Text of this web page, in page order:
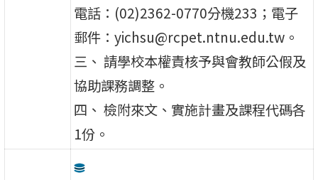
電話：(02)2362-0770分機233；電子
郵件：yichsu@rcpet.ntnu.edu.tw。
三、 請學校本權責核予與會教師公假及
協助課務調整。
四、 檢附來文、實施計畫及課程代碼各
1份。